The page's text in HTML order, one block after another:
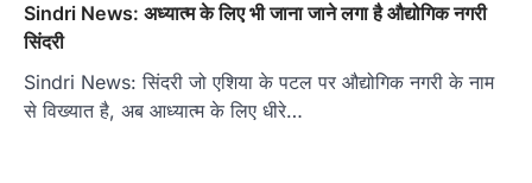
Sindri News: अध्‍यात्म के लिए भी जाना जाने लगा है औद्योगिक नगरी
सिंदरी
Sindri News: सिंदरी जो एशिया के पटल पर औद्योगिक नगरी के नाम
से विख्यात है, अब आध्यात्म के लिए धीरे…